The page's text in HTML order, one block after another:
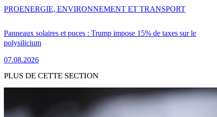
Panneaux solaires et puces : Trump impose 15% de taxes sur le
polysilicium
07.08.2026
PROENERGIE, ENVIRONNEMENT ET TRANSPORT
PLUS DE CETTE SECTION